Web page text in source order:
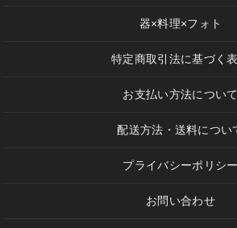
器×料理×フォト
特定商取引法に基づく
お支払い方法について
配送方法・送料につい
プライバシーポリシー
お問い合わせ